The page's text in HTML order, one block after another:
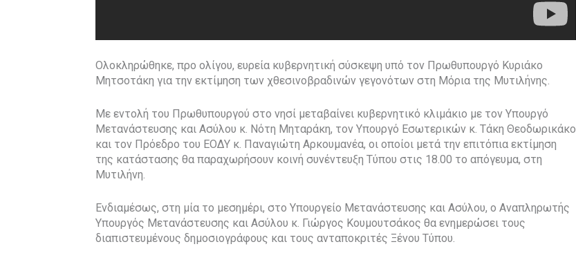
Ολοκληρώθηκε, προ ολίγου, ευρεία κυβερνητική σύσκεψη υπό τον Πρωθυπουργό Κυριάκο
Μητσοτάκη για την εκτίμηση των χθεσινοβραδινών γεγονότων στη Μόρια της Μυτιλήνης.
Με εντολή του Πρωθυπουργού στο νησί μεταβαίνει κυβερνητικό κλιμάκιο με τον Υπουργό
Μετανάστευσης και Ασύλου κ. Νότη Μηταράκη, τον Υπουργό Εσωτερικών κ. Τάκη Θεοδωρικάκο
και τον Πρόεδρο του ΕΟΔΥ κ. Παναγιώτη Αρκουμανέα, οι οποίοι μετά την επιτόπια εκτίμηση
της κατάστασης θα παραχωρήσουν κοινή συνέντευξη Τύπου στις 18.00 το απόγευμα, στη
Μυτιλήνη.
Ενδιαμέσως, στη μία το μεσημέρι, στο Υπουργείο Μετανάστευσης και Ασύλου, ο Αναπληρωτής
Υπουργός Μετανάστευσης και Ασύλου κ. Γιώργος Κουμουτσάκος θα ενημερώσει τους
διαπιστευμένους δημοσιογράφους και τους ανταποκριτές Ξένου Τύπου.